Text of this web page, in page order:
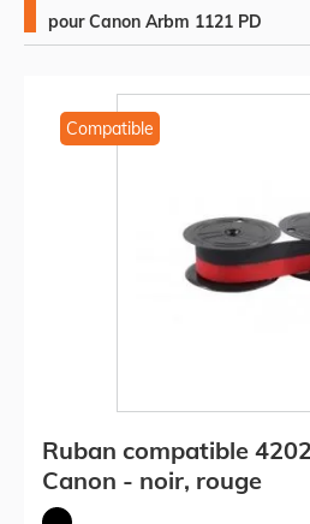
pour Canon Arbm 1121 PD
Compatible
Ruban compatible
Canon - noir, rouge